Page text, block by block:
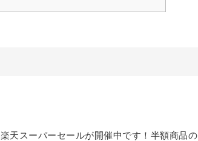
天スーパーセールが開催中です！半額商品の